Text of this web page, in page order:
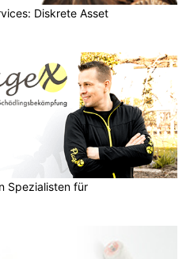
Diskrete Asset
Spezialisten für